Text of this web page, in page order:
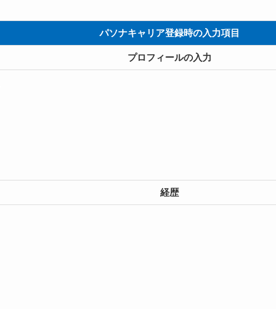
パソナキャリア登録時の入力項目
プロフィールの入力
経歴